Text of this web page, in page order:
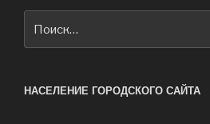
НАСЕЛЕНИЕ ГОРОДСКОГО САЙТА